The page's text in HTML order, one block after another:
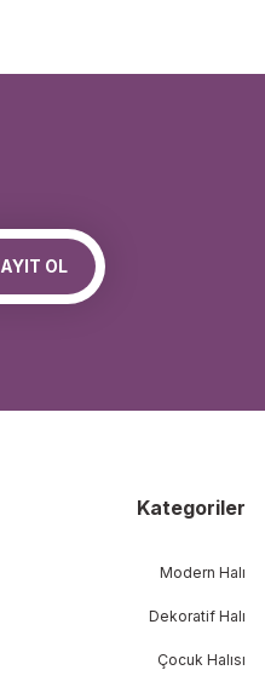
OL
Kategoriler
Modern Halı
Dekoratif Halı
Çocuk Halısı